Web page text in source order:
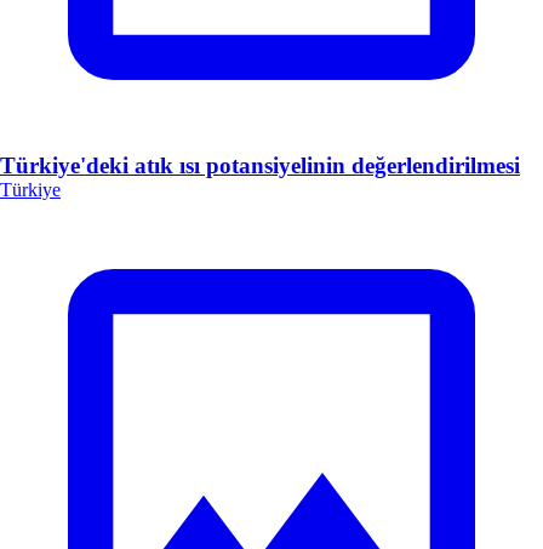
Türkiye'deki atık ısı potansiyelinin değerlendirilmesi
Türkiye